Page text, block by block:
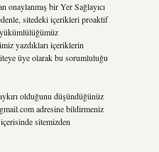
bir Yer Sağlayıcı
sitedeki içerikleri proaktif
yazdıkları içeriklerin
üye olarak bu sorumluluğu
olduğunu düşündüğünüz
adresine bildirmeniz
sitemizden